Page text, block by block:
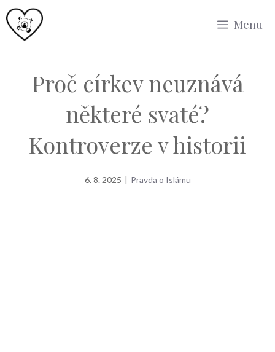
Přeskočit
na
Menu
Proč církev neuznává
některé svaté?
Kontroverze v historii
6. 8. 2025 | Pravda o Islámu